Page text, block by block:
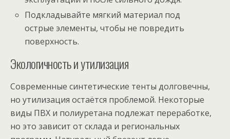
Подкладывайте мягкий материал под
острые элементы, чтобы не повредить
поверхность.
Экологичность и утилизация
Современные синтетические тенты долговечны,
но утилизация остаётся проблемой. Некоторые
виды ПВХ и полиуретана подлежат переработке,
но это зависит от склада и региональных